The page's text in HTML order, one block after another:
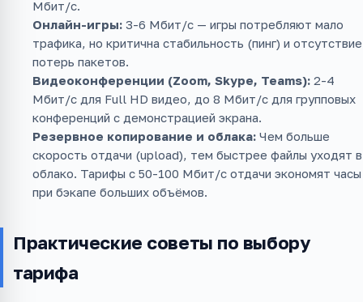
Мбит/с.
Онлайн-игры: 3-6 Мбит/с — игры потребляют мало
трафика, но критична стабильность (пинг) и отсутствие
потерь пакетов.
Видеоконференции (Zoom, Skype, Teams): 2-4
Мбит/с для Full HD видео, до 8 Мбит/с для групповых
конференций с демонстрацией экрана.
Резервное копирование и облака: Чем больше
скорость отдачи (upload), тем быстрее файлы уходят в
облако. Тарифы с 50-100 Мбит/с отдачи экономят часы
при бэкапе больших объёмов.
Практические советы по выбору
тарифа